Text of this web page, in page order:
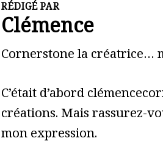
RÉDIGÉ PAR
Clémence
Cornerstone la créatrice…
C’était d’abord
créations. Mais rassurez-
mon expression.